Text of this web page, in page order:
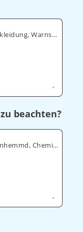
Standard Arbeitskleidung, PSA Sicherheitskleidung, Warnschutz, ESD
beachten?
Zum Beispiel: Wasserabweisende, Flammenhemmd, Chemikalienabweisende